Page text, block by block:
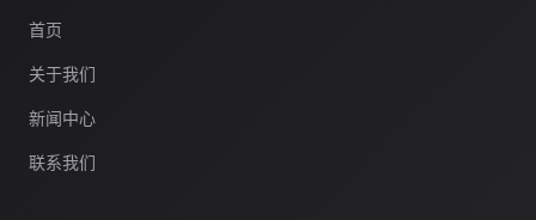
首页
关于我们
新闻中心
联系我们